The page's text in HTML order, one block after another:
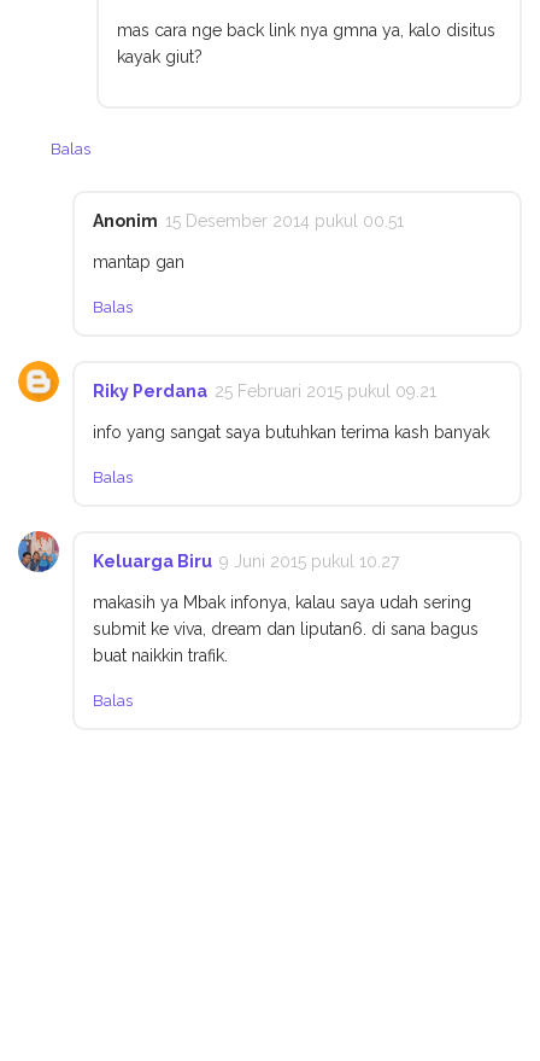
mas cara nge back link nya gmna ya, kalo disitus
kayak giut?
Balas
Anonim 15 Desember 2014 pukul 00.51
mantap gan
Balas
Riky Perdana 25 Februari 2015 pukul 09.21
info yang sangat saya butuhkan terima kash banyak
Balas
Keluarga Biru 9 Juni 2015 pukul 10.27
makasih ya Mbak infonya, kalau saya udah sering
submit ke viva, dream dan liputan6. di sana bagus
buat naikkin trafik.
Balas